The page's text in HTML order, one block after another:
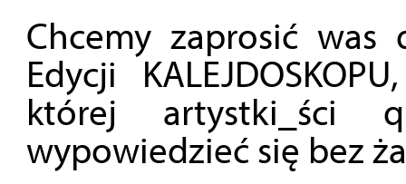
Chcemy zaprosić
Edycji
której artystki_ści
wypowiedzieć się bez